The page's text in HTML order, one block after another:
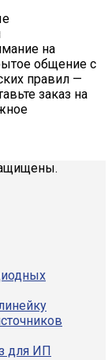
на
общение с
правил —
заказ на
для ИП